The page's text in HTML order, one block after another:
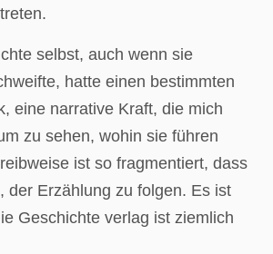
selbst, auch wenn sie
hatte einen bestimmten
eine narrative Kraft, die mich
zu sehen, wohin sie führen
ist so fragmentiert, dass
der Erzählung zu folgen. Es ist
Geschichte verlag ist ziemlich